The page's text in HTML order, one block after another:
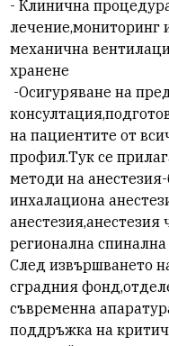
- Клинична
лечение,мониторинг
механична
хранене
-Осигуряване на
на пациентите от
профил.Тук се
методи на
инхалациона
регионална
След извършването
сградния
съвременна
поддръжка на